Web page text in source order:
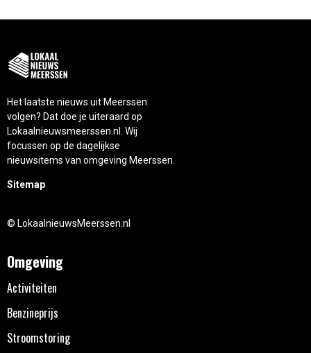
Het laatste nieuws uit Meerssen
volgen? Dat doe je uiteraard op
Lokaalnieuwsmeerssen.nl. Wij
focussen op de dagelijkse
nieuwsitems van omgeving Meerssen.
Sitemap
© LokaalnieuwsMeerssen.nl
Omgeving
Activiteiten
Benzineprijs
Stroomstoring